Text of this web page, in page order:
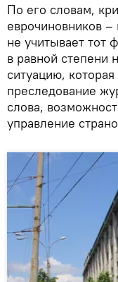
По его словам,
еврочиновников
не учитывает тот
в равной степени
ситуацию,
преследование
слова,
управление